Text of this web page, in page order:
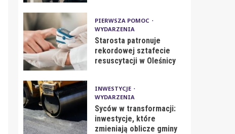
PIERWSZA POMOC
WYDARZENIA
Starosta patronuje
rekordowej sztafecie
resuscytacji w Oleśnicy
INWESTYCJE
WYDARZENIA
Syców w transformacji:
inwestycje, które
zmieniają oblicze gminy